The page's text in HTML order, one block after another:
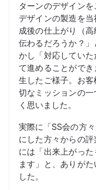
ターンのデザイン
デザインの製造を
成後の仕上がり（
伝わるだろうか？
かし「対応してい
て進めることがで
生したご様子。お
切なミッションの
く思いました。
実際に「SS会の方
にした方々からの
には「出来上がっ
ます」と、ありが
した。